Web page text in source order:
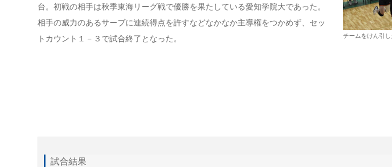
台。初戦の相手は秋季東海リーグ戦で優勝を果たしている愛知学院大であった。
相手の威力のあるサーブに連続得点を許すなどなかなか主導権をつかめず、セッ
トカウント１－３で試合終了となった。
チームをけん引
試合結果